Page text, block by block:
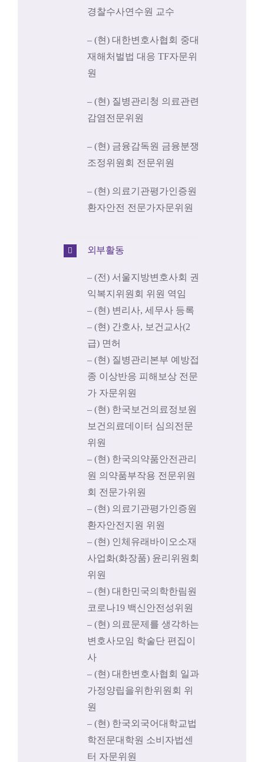
경찰수사연수원 교수
– (현) 대한변호사협회 중대
재해처벌법 대응 TF자문위
원
– (현) 질병관리청 의료관련
감염전문위원
– (현) 금융감독원 금융분쟁
조정위원회 전문위원
– (현) 의료기관평가인증원
환자안전 전문가자문위원
외부활동
– (전) 서울지방변호사회 권
익복지위원회 위원 역임
– (현) 변리사, 세무사 등록
– (현) 간호사, 보건교사(2
급) 면허
– (현) 질병관리본부 예방접
종 이상반응 피해보상 전문
가 자문위원
– (현) 한국보건의료정보원
보건의료데이터 심의전문
위원
– (현) 한국의약품안전관리
원 의약품부작용 전문위원
회 전문가위원
– (현) 의료기관평가인증원
환자안전지원 위원
– (현) 인체유래바이오소재
사업화(화장품) 윤리위원회
위원
– (현) 대한민국의학한림원
코로나19 백신안전성위원
– (현) 의료문제를 생각하는
변호사모임 학술단 편집이
사
– (현) 대한변호사협회 일과
가정양립을위한위원회 위
원
– (현) 한국외국어대학교법
학전문대학원 소비자법센
터 자문위원